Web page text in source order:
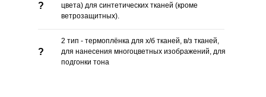
цвета) для синтетических тканей (кроме
ветрозащитных).
2 тип - термоплёнка для х/б тканей, в/з тканей,
для нанесения многоцветных изображений, для
подгонки тона
?
?